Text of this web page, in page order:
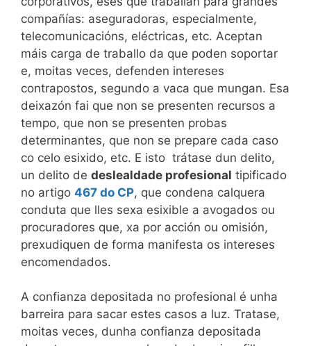
compañías: aseguradoras, especialmente,
telecomunicacións, eléctricas, etc. Aceptan
máis carga de traballo da que poden soportar
e, moitas veces, defenden intereses
contrapostos, segundo a vaca que mungan. Esa
deixazón fai que non se presenten recursos a
tempo, que non se presenten probas
determinantes, que non se prepare cada caso
co celo esixido, etc. E isto trátase dun delito,
un delito de deslealdade profesional tipificado
no artigo 467 do CP, que condena calquera
conduta que lles sexa esixible a avogados ou
procuradores que, xa por acción ou omisión,
prexudiquen de forma manifesta os intereses
encomendados.
A confianza depositada no profesional é unha
barreira para sacar estes casos a luz. Tratase,
moitas veces, dunha confianza depositada